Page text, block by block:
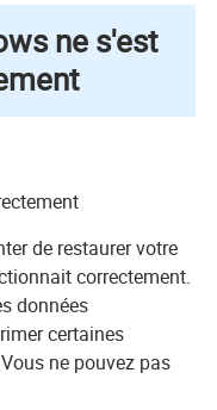
ne s'est
de restaurer votre
correctement.
données
certaines
ne pouvez pas